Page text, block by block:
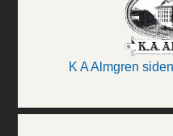
K A Almgren